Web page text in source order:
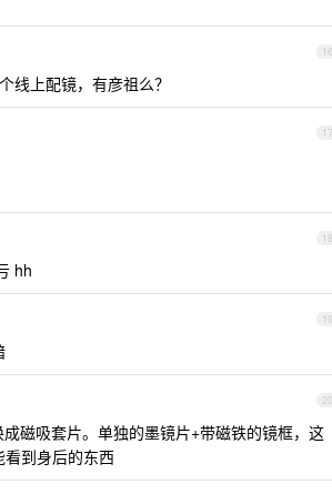
16
线上配镜，有彦祖么？
17
18
hh
19
20
磁吸套片。单独的墨镜片+带磁铁的镜框，这
到身后的东西